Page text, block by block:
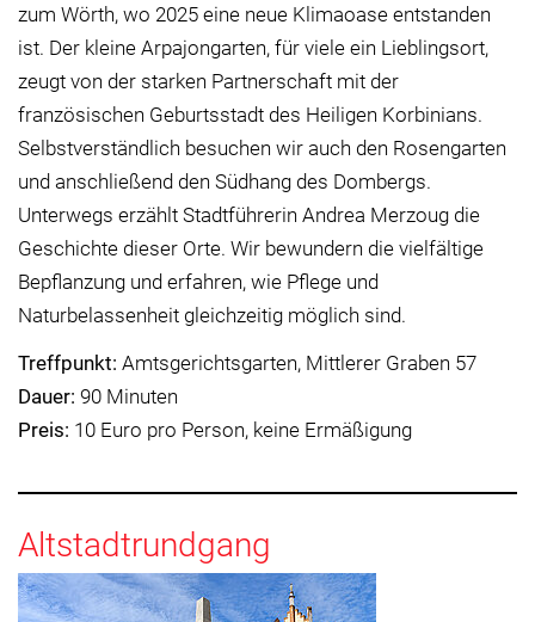
zum Wörth, wo 2025 eine neue Klimaoase entstanden
ist. Der kleine Arpajongarten, für viele ein Lieblingsort,
zeugt von der starken Partnerschaft mit der
französischen Geburtsstadt des Heiligen Korbinians.
Selbstverständlich besuchen wir auch den Rosengarten
und anschließend den Südhang des Dombergs.
Unterwegs erzählt Stadtführerin Andrea Merzoug die
Geschichte dieser Orte. Wir bewundern die vielfältige
Bepflanzung und erfahren, wie Pflege und
Naturbelassenheit gleichzeitig möglich sind.
Treffpunkt: Amtsgerichtsgarten, Mittlerer Graben 57
Dauer: 90 Minuten
Preis: 10 Euro pro Person, keine Ermäßigung
Altstadtrundgang